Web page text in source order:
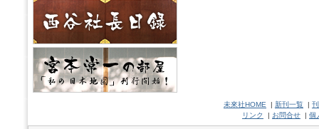
未來社HOME | 新刊一覧 |
リンク
| お問合せ | 個